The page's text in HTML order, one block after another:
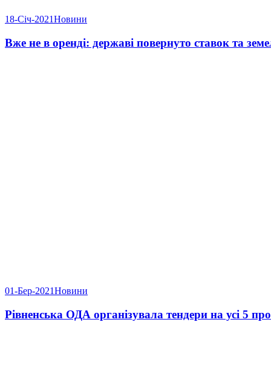
18-Січ-2021Новини
Вже не в оренді: державі повернуто ставок та
01-Бер-2021Новини
Рівненська ОДА організувала тендери на усі 5